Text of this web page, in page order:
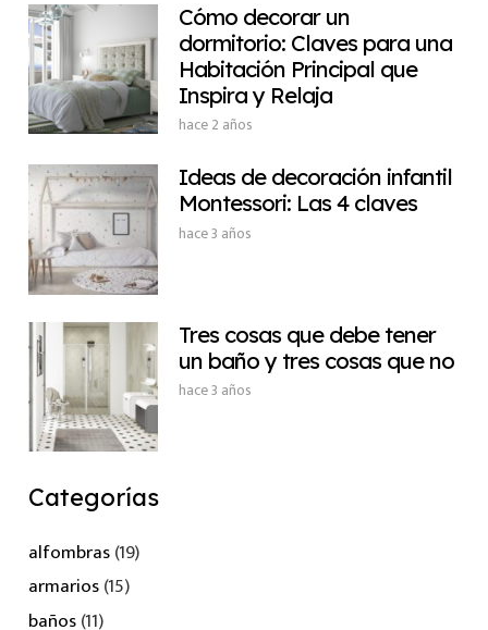
Cómo decorar un
dormitorio: Claves para una
Habitación Principal que
Inspira y Relaja
hace 2 años
Ideas de decoración infantil
Montessori: Las 4 claves
hace 3 años
Tres cosas que debe tener
un baño y tres cosas que no
hace 3 años
Categorías
alfombras(19)
armarios(15)
baños(11)